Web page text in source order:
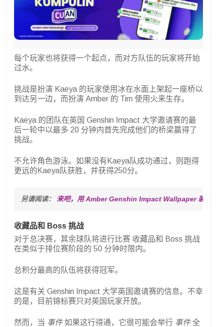
每个玩家也将获得一个起点，而对方队伍的玩家将开始
过水。
挑战是扮演 Kaeya 的玩家使用冰在水面上架起一座桥以
到达另一边，而扮演 Amber 的 Tim 使用火来生存。
Kaeya 的团队在英国 Genshin Impact 大学邀请赛的最
后一轮中以最多 20 分钟内首先完成他们的桥梁赢得了
挑战。
不允许角色游泳。如果没有Kaeya队成功通过，则跑得
更远的Kaeya队获胜，并获得250分。
另请阅读： 来吧，用 Amber Genshin Impact Wallpaper 装饰
收藏品和 Boss 挑战
对于总决赛，其余球队将进行比赛 收藏品和 Boss 挑战
在类似于排位赛阶段的 50 分钟时限内。
总积分最高的队伍将获得冠军。
这是有关 Genshin Impact 大学英国邀请赛的信息。不幸
的是，目前锦标赛只对英国玩家开放。
然而，当 事件如果这行得通，它很可能会举行 事件全